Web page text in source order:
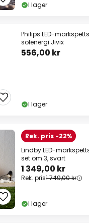
I lager
Philips LED-
solenergi Jivix
556,00 kr
I lager
Rek. pris -22%
Lindby LED-
set om 3, svart
1 349,00 kr
Rek. pris1 749,00 kr
I lager